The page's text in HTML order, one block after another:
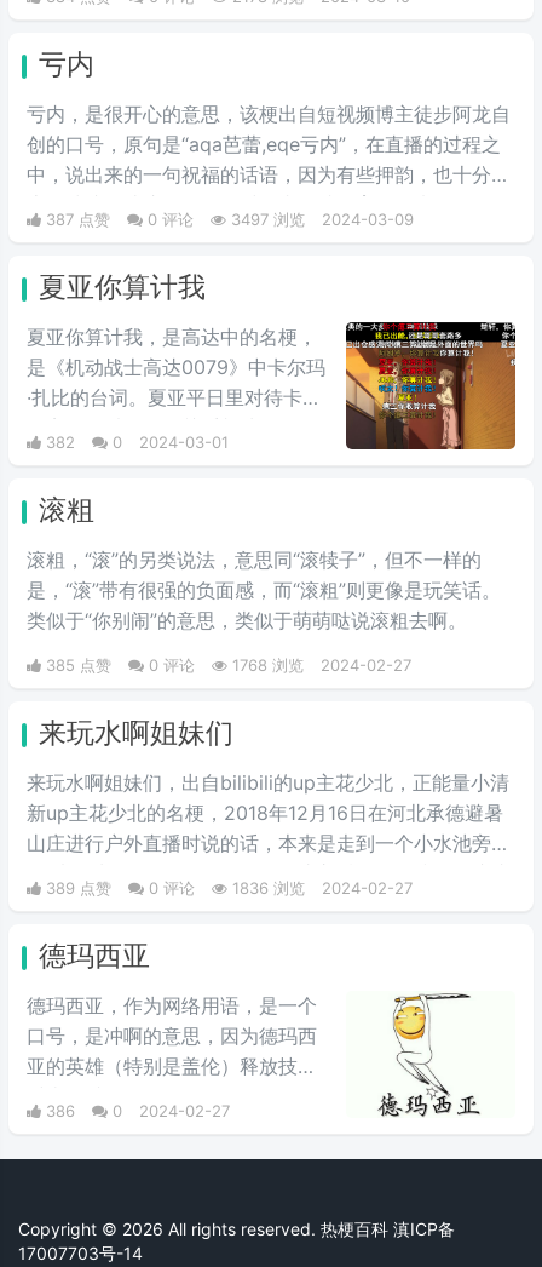
亏内
亏内，是很开心的意思，该梗出自短视频博主徒步阿龙自
创的口号，原句是“aqa芭蕾,eqe亏内”，在直播的过程之
中，说出来的一句祝福的话语，因为有些押韵，也十分的
魔性洗脑，让这个词在短时间内，就发育了起来，有人问
主播这话的含义，据他解释，这个词代表着开心、代表着
洗脑，所以此梗就越来越火。后来无数人跟风效仿，使其
火爆起来。
387 点赞 0 评论 3497 浏览 2024-03-09
夏亚你算计我
夏亚你算计我，是高达中的名梗，
是《机动战士高达0079》中卡尔玛
·扎比的台词。夏亚平日里对待卡尔
玛完全是以友人的关系相处，但是
说到头卡尔玛也是夏亚的仇人扎比
中，自然是盘算着何时送葬这位“友
人”，尽管夏亚也承认卡尔玛作为友
人不错，不过还是用计谋误导他陷
入被击落的境地，并且大笑。
382 0 2024-03-01
滚粗
滚粗，“滚”的另类说法，意思同“滚犊子”，但不一样的
是，“滚”带有很强的负面感，而“滚粗”则更像是玩笑话。
类似于“你别闹”的意思，类似于萌萌哒说滚粗去啊。
385 点赞 0 评论 1768 浏览 2024-02-27
来玩水啊姐妹们
来玩水啊姐妹们，出自bilibili的up主花少北，正能量小清
新up主花少北的名梗，2018年12月16日在河北承德避暑
山庄进行户外直播时说的话，本来是走到一个小水池旁
说“来玩水啊姐妹们”，但是up在此之后滑了一跤，一摔成
名，导致此梗在他的粉丝圈里一直流传着这个梗。
389 点赞 0 评论 1836 浏览 2024-02-27
德玛西亚
德玛西亚，作为网络用语，是一个
口号，是冲啊的意思，因为德玛西
亚的英雄（特别是盖伦）释放技能
岁”。LOL玩家在开战时喜欢喊德玛
西亚，意为“冲锋”，情绪自然是强
活中用来表示激动、勇敢前进、誓
死守护心爱之物、犯我者虽远必诛
386 0 2024-02-27
Copyright © 2026 All rights reserved. 热梗百科 滇ICP备
17007703号-14